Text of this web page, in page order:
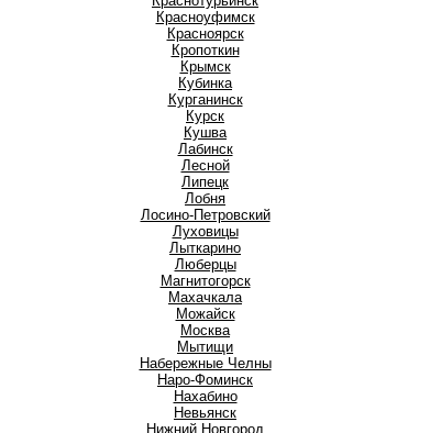
Красноуфимск
Красноярск
Кропоткин
Крымск
Кубинка
Курганинск
Курск
Кушва
Лабинск
Лесной
Липецк
Лобня
Лосино-Петровский
Луховицы
Лыткарино
Люберцы
Магнитогорск
Махачкала
Можайск
Москва
Мытищи
Набережные Челны
Наро-Фоминск
Нахабино
Невьянск
Нижний Новгород